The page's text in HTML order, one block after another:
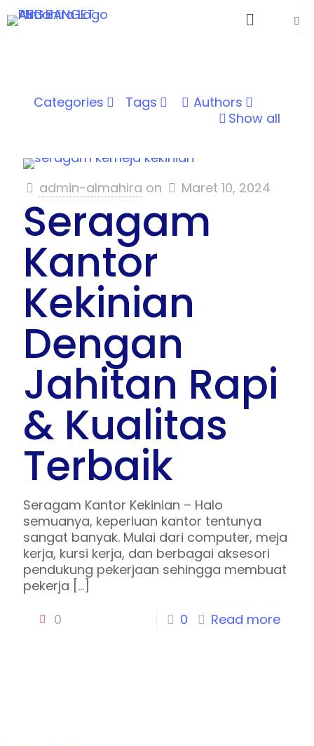
Categories Tags
Authors
Show all
admin-almahira on Maret 10, 2024
Seragam
Kantor
Kekinian
Dengan
Jahitan Rapi
& Kualitas
Terbaik
Seragam Kantor Kekinian – Halo
semuanya, keperluan kantor tentunya
sangat banyak. Mulai dari computer, meja
kerja, kursi kerja, dan berbagai aksesori
pendukung pekerjaan sehingga membuat
pekerja […]
0
0 Read more